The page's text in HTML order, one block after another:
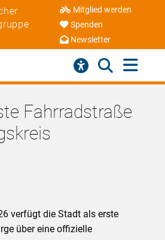
Mitglied werden
Spenden
Newsletter
Fahrradstraße
verfügt die Stadt als erste
über eine offizielle